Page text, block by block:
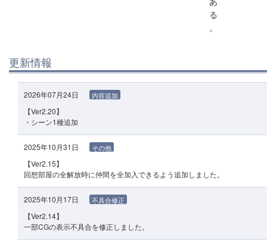
る
。
更新情報
2026年07月24日 内容追加
【Ver2.20】
・シーン1種追加
2025年10月31日 その他
【Ver2.15】
回想部屋の全解放時に仲間を全加入できるよう追加しました。
2025年10月17日 不具合修正
【Ver2.14】
一部CGの表示不具合を修正しました。